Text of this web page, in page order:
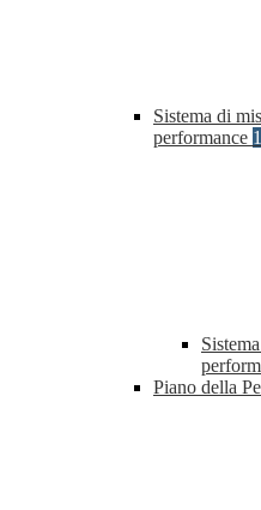
Sistema di
performance 1
Piano della